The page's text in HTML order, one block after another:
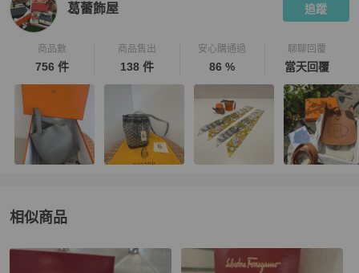
葛蕾飾屋 追蹤
商品數
756 件
商品售出
138 件
安心購通過
86 %
聊聊回覆
當天回覆
相似商品
更多相似Salvatore Ferragamo女士配件推薦精品